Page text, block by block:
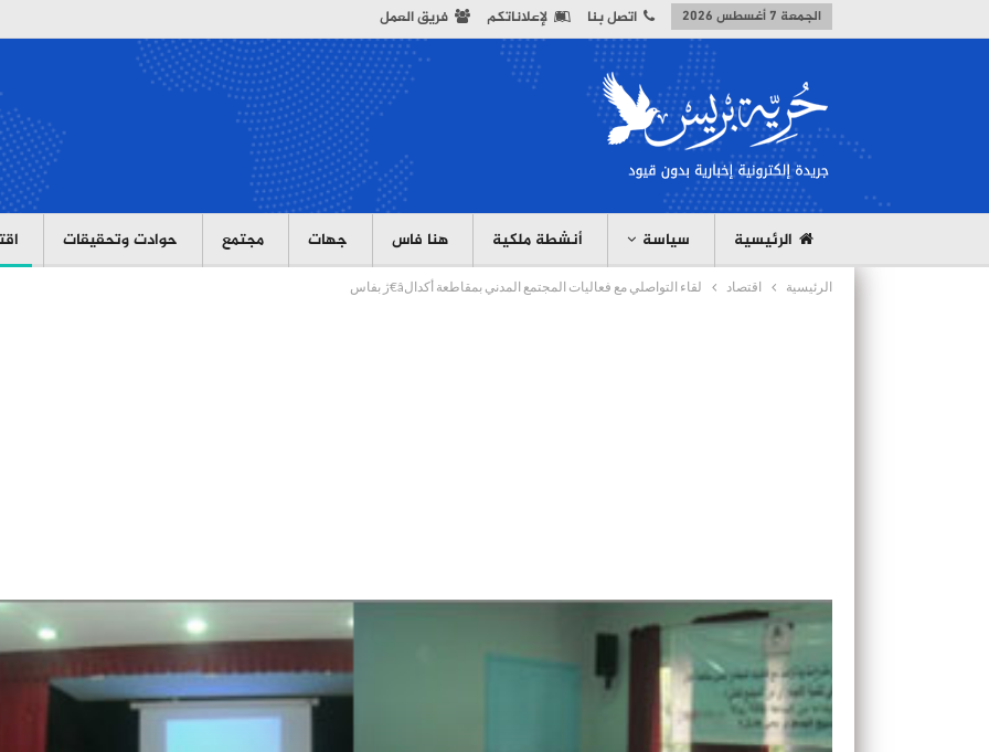
الجمعة 7 أغسطس 2026 اتصل بنا لإعلاناتكم فريق العمل
الرئيسية سياسة أنشطة ملكية هنا فاس جهات مجتمع حوادت وتحقيقات
الرئيسية اقتصاد لقاء التواصلي مع فعاليات المجتمع المدني بمقاطعة أكدالâ€ژ بفاس